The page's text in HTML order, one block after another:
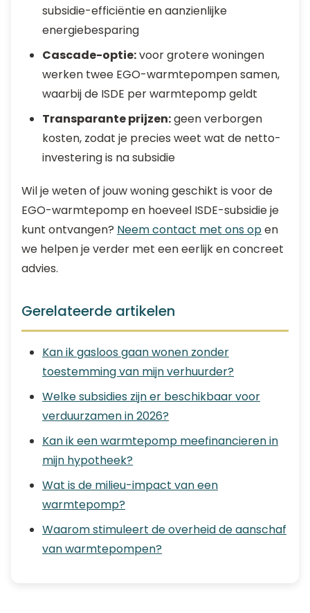
subsidie-efficiëntie en aanzienlijke
energiebesparing
Cascade-optie:voor grotere woningen
werken twee EGO-warmtepompen samen,
waarbij de ISDE per warmtepomp geldt
Transparante prijzen:geen verborgen
kosten, zodat je precies weet wat de netto-
investering is na subsidie
Wil je weten of jouw woning geschikt is voor de
EGO-warmtepomp en hoeveel ISDE-subsidie je
kunt ontvangen? Neem contact met ons open
we helpen je verder met een eerlijk en concreet
advies.
Gerelateerde artikelen
Kan ik gasloos gaan wonen zonder
toestemming van mijn verhuurder?
Welke subsidies zijn er beschikbaar voor
verduurzamen in 2026?
Kan ik een warmtepomp meefinancieren in
mijn hypotheek?
Wat is de milieu-impact van een
warmtepomp?
Waarom stimuleert de overheid de aanschaf
van warmtepompen?